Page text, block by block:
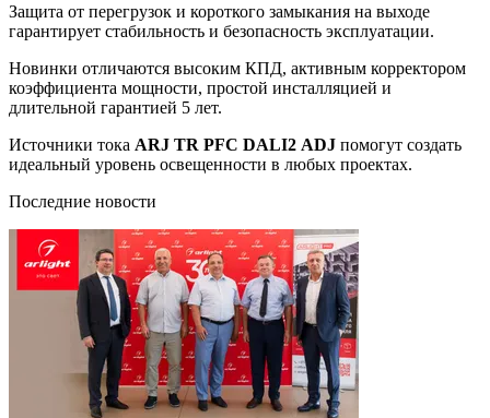
Защита от перегрузок и короткого замыкания на выходе
гарантирует стабильность и безопасность эксплуатации.
Новинки отличаются высоким КПД, активным корректором
коэффициента мощности, простой инсталляцией и
длительной гарантией 5 лет.
Источники тока ARJ TR PFC DALI2 ADJ помогут создать
идеальный уровень освещенности в любых проектах.
Последние новости